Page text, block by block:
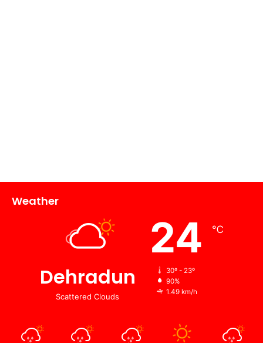
Weather
Dehradun
Scattered Clouds
24 ℃
30º - 23º
90%
1.49 km/h